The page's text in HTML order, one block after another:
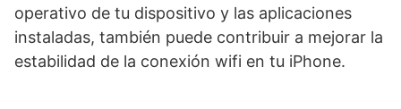
operativo de tu dispositivo‍ y las aplicaciones
instaladas, también puede⁤ contribuir ⁣a‌ mejorar la
estabilidad de la‌ conexión wifi en​ tu iPhone.